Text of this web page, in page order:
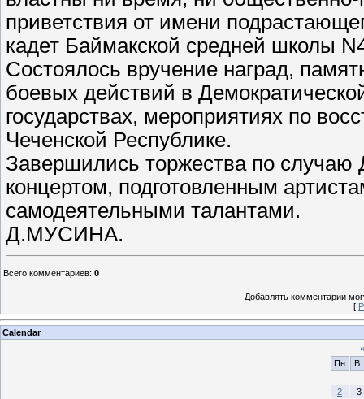
приветствия от имени
кадет Баймакской средней школы
Состоялось вручение наград,
боевых действий в
государствах, мероприятиях по
Чеченской Республике.
Завершились торжества по
концертом, подготовленным
самодеятельными талантами.
Д.МУСИНА.
Всего комментариев: 0
Добавлять комментарии
[
Calendar
«
Пн
Вт
2
3